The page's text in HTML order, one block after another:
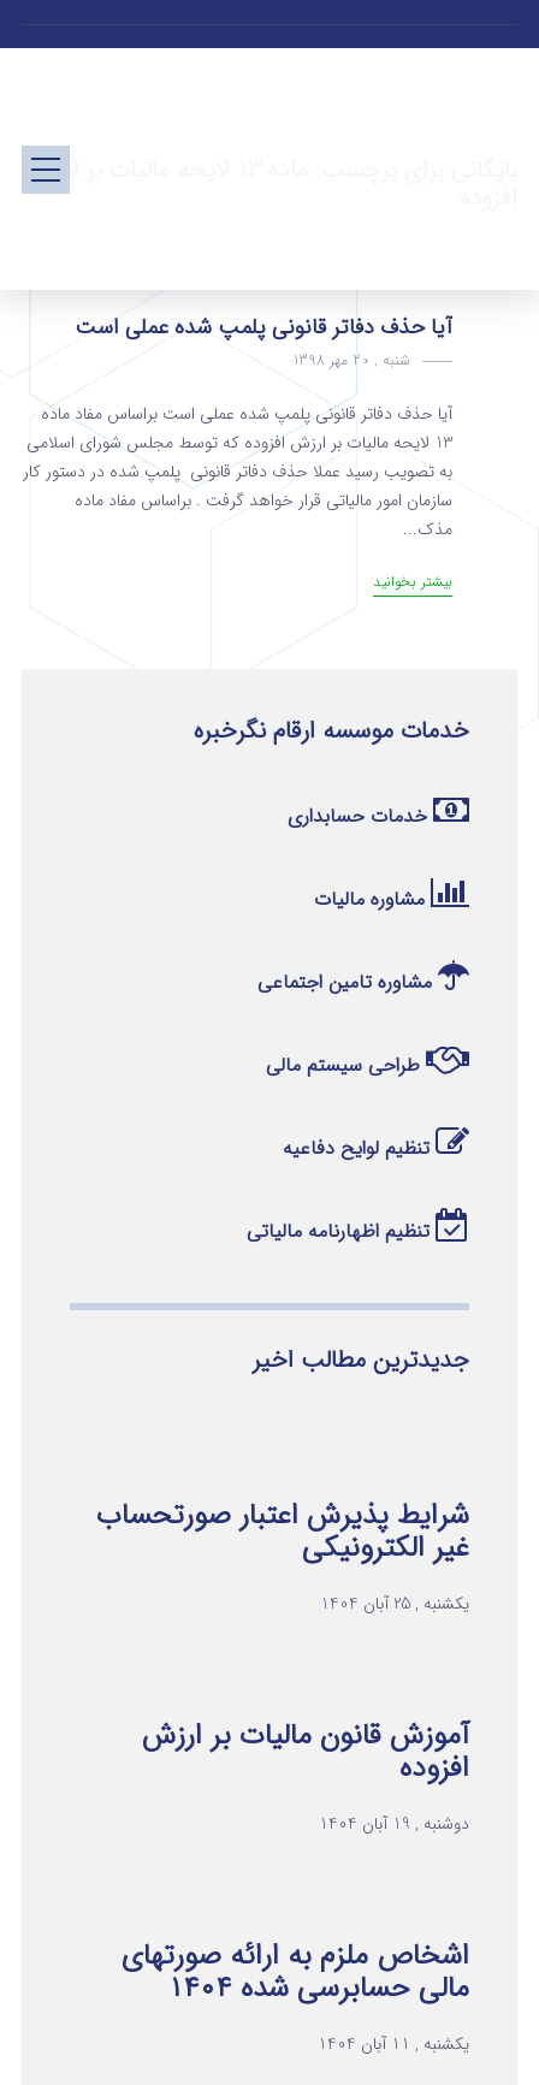
بایگانی برای برچسب: ماده 13 لایحه مالیات بر ارزش
آیا حذف دفاتر قانونی پلمپ شده عملی است
شنبه , 20 مهر 1398
آیا حذف دفاتر قانونی پلمپ شده عملی است براساس مفاد ماده
13 لایحه مالیات بر ارزش افزوده که توسط مجلس شورای اسلامی
به تصویب رسید عملا حذف دفاتر قانونی پلمپ شده در دستور کار
سازمان امور مالیاتی قرار خواهد گرفت . براساس مفاد ماده
مذک...
بیشتر بخوانید
خدمات موسسه ارقام نگرخبره
خدمات حسابداری
مشاوره مالیات
مشاوره تامین اجتماعی
طراحی سیستم مالی
تنظیم لوایح دفاعیه
تنظیم اظهارنامه مالیاتی
جدیدترین مطالب اخیر
شرایط پذیرش اعتبار صورتحساب
غیر الکترونیکی
یکشنبه , 25 آبان 1404
آموزش قانون مالیات بر ارزش
افزوده
دوشنبه , 19 آبان 1404
اشخاص ملزم به ارائه صورتهای
مالی حسابرسی شده ۱۴۰۴
یکشنبه , 11 آبان 1404